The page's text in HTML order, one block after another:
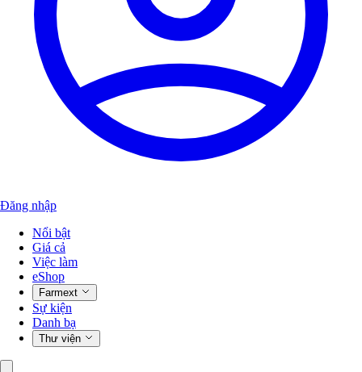
Đăng nhập
Nổi bật
Giá cả
Việc làm
eShop
Farmext
Sự kiện
Danh bạ
Thư viện